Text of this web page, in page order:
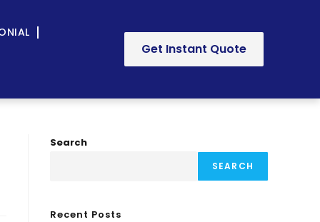
Get Instant Quote
Search
SEARCH
Recent Posts